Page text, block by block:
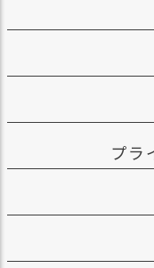
プラ